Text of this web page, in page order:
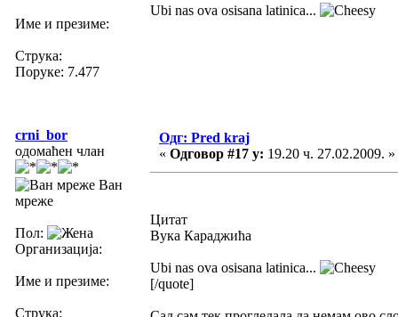
Име и презиме:
Струка:
Поруке: 7.477
Ubi nas ova osisana latinica...
crni_bor
одомаћен члан
Ван
мреже
Пол:
Организација:
Име и презиме:
Струка:
Одг: Pred kraj
« Одговор #17 у: 19.20 ч. 27.02.2009. »
Цитат
Вука Караджића
Ubi nas ova osisana latinica...
[/quote]